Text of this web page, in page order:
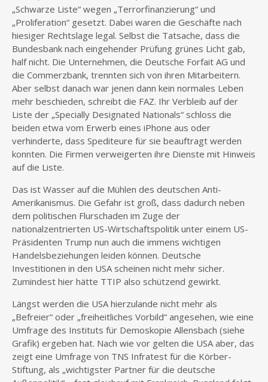
„Schwarze Liste“ wegen „Terrorfinanzierung“ und
„Proliferation“ gesetzt. Dabei waren die Geschäfte nach
hiesiger Rechtslage legal. Selbst die Tatsache, dass die
Bundesbank nach eingehender Prüfung grünes Licht gab,
half nicht. Die Unternehmen, die Deutsche Forfait AG und
die Commerzbank, trennten sich von ihren Mitarbeitern.
Aber selbst danach war jenen dann kein normales Leben
mehr beschieden, schreibt die FAZ. Ihr Verbleib auf der
Liste der „Specially Designated Nationals“ schloss die
beiden etwa vom Erwerb eines iPhone aus oder
verhinderte, dass Spediteure für sie beauftragt werden
konnten. Die Firmen verweigerten ihre Dienste mit Hinweis
auf die Liste.
Das ist Wasser auf die Mühlen des deutschen Anti-
Amerikanismus. Die Gefahr ist groß, dass dadurch neben
dem politischen Flurschaden im Zuge der
nationalzentrierten US-Wirtschaftspolitik unter einem US-
Präsidenten Trump nun auch die immens wichtigen
Handelsbeziehungen leiden können. Deutsche
Investitionen in den USA scheinen nicht mehr sicher.
Zumindest hier hätte TTIP also schützend gewirkt.
Längst werden die USA hierzulande nicht mehr als
„Befreier“ oder „freiheitliches Vorbild“ angesehen, wie eine
Umfrage des Instituts für Demoskopie Allensbach (siehe
Grafik) ergeben hat. Nach wie vor gelten die USA aber, das
zeigt eine Umfrage von TNS Infratest für die Körber-
Stiftung, als „wichtigster Partner für die deutsche